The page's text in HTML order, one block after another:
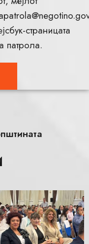
страницата
патрола.